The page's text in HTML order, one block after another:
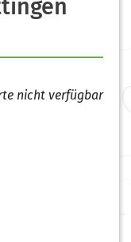
nicht verfügbar